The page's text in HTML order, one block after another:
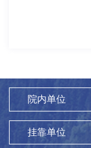
院内单位
挂靠单位